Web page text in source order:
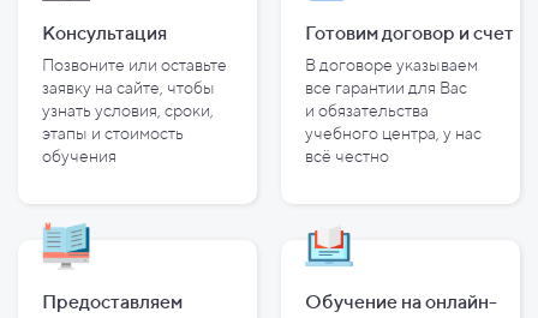
Консультация
Позвоните или оставьте
заявку на сайте, чтобы
узнать условия, сроки,
этапы и стоимость
обучения
Готовим договор и счет
В договоре указываем
все гарантии для Вас
и обязательства
учебного центра, у нас
всё честно
Предоставляем
Обучение на онлайн-